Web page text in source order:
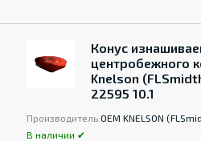
Конус
центробежного
Knelson
22595 10.1
Производитель:OEM KNELSON
В наличии ✔